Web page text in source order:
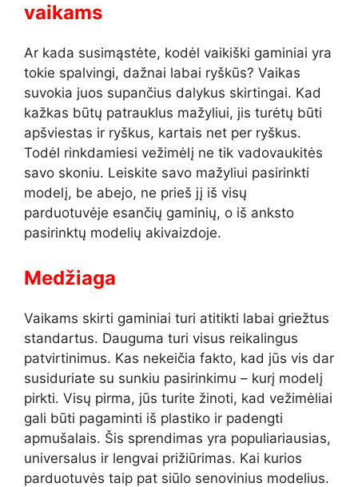
vaikams
Ar kada susimąstėte, kodėl vaikiški gaminiai yra
tokie spalvingi, dažnai labai ryškūs? Vaikas
suvokia juos supančius dalykus skirtingai. Kad
kažkas būtų patrauklus mažyliui, jis turėtų būti
apšviestas ir ryškus, kartais net per ryškus.
Todėl rinkdamiesi vežimėlį ne tik vadovaukitės
savo skoniu. Leiskite savo mažyliui pasirinkti
modelį, be abejo, ne prieš jį iš visų
parduotuvėje esančių gaminių, o iš anksto
pasirinktų modelių akivaizdoje.
Medžiaga
Vaikams skirti gaminiai turi atitikti labai griežtus
standartus. Dauguma turi visus reikalingus
patvirtinimus. Kas nekeičia fakto, kad jūs vis dar
susiduriate su sunkiu pasirinkimu – kurį modelį
pirkti. Visų pirma, jūs turite žinoti, kad vežimėliai
gali būti pagaminti iš plastiko ir padengti
apmušalais. Šis sprendimas yra populiariausias,
universalus ir lengvai prižiūrimas. Kai kurios
parduotuvės taip pat siūlo senovinius modelius.